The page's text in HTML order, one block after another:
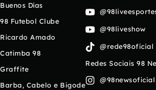
Buenos Días
98 Futebol Clube
Ricardo Amado
Catimba 98
Graffite
Barba, Cabelo e Bigode
@98liveshow
@rede98oficial
Redes Sociais 98
@98newsoficial